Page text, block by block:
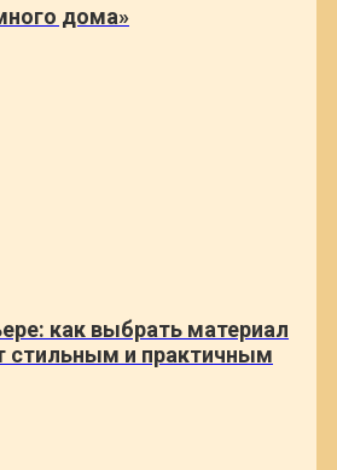
дома»
как выбрать материал
стильным и практичным